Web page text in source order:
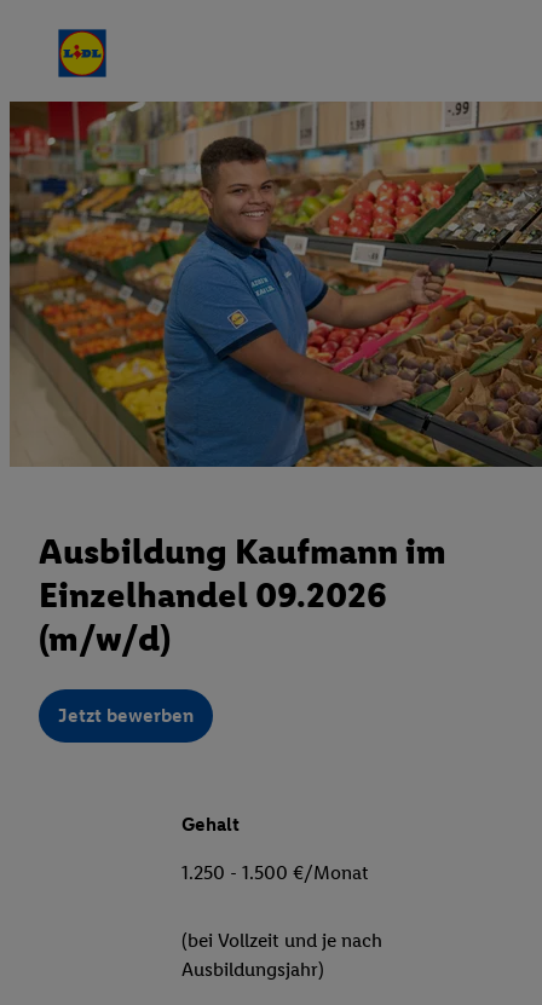
Ausbildung Kaufmann im
Einzelhandel 09.2026
(m/w/d)
Jetzt bewerben
Gehalt
1.250 - 1.500 €/Monat
(bei Vollzeit und je nach
Ausbildungsjahr)